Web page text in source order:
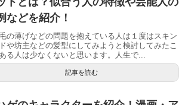
などを紹介！
の薄げなどの問題を抱えている人は１度はスキン
や坊主などの髪型にしてみようと検討してみたこ
る人は少なくないと思います。人生で...
記事を読む